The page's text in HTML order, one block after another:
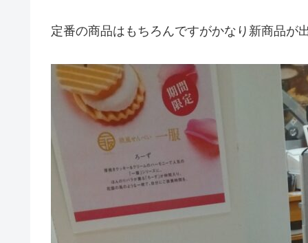
定番の商品はもちろんですがかなり新商品が